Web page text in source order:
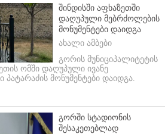
შინდისში აფხაზეთში
დაღუპული მებრძოლების
მონუმენტები დაიდგა
ახალი ამბები
გორის მუნიციპალიტეტის
ომში დაღუპული ივანე
მონუმენტები დაიდგა.
გორში სტადიონის
შესაკეთებლად